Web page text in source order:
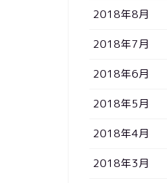
2018年8月
2018年7月
2018年6月
2018年5月
2018年4月
2018年3月